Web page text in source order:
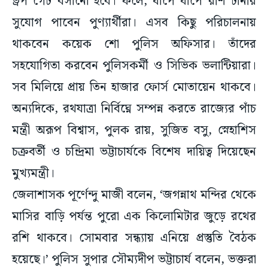
সুযোগ পাবেন পুণ্যার্থীরা। এসব কিছু পরিচালনায়
থাকবেন কয়েক শো পুলিস অফিসার। তাঁদের
সহযোগিতা করবেন পুলিসকর্মী ও সিভিক ভলান্টিয়ারা।
সব মিলিয়ে প্রায় তিন হাজার ফোর্স মোতায়েন থাকবে।
অন্যদিকে, রথযাত্রা নির্বিঘ্নে সম্পন্ন করতে রাজ্যের পাঁচ
মন্ত্রী অরূপ বিশ্বাস, পুলক রায়, সুজিত বসু, স্নেহাশিস
চক্রবর্তী ও চন্দ্রিমা ভট্টাচার্যকে বিশেষ দায়িত্ব দিয়েছেন
মুখ্যমন্ত্রী।
জেলাশাসক পূর্ণেন্দু মাজী বলেন, ‘জগন্নাথ মন্দির থেকে
মাসির বাড়ি পর্যন্ত পুরো এক কিলোমিটার জুড়ে রথের
রশি থাকবে। সোমবার সন্ধ্যায় এনিয়ে প্রস্তুতি বৈঠক
হয়েছে।’ পুলিস সুপার সৌম্যদীপ ভট্টাচার্য বলেন, ভক্তরা